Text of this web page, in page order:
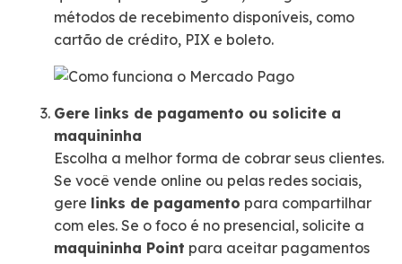
métodos de recebimento disponíveis, como
cartão de crédito, PIX e boleto.
Gere links de pagamento ou solicite a
maquininha
Escolha a melhor forma de cobrar seus clientes.
Se você vende online ou pelas redes sociais,
gere links de pagamento para compartilhar
com eles. Se o foco é no presencial, solicite a
maquininha Point para aceitar pagamentos